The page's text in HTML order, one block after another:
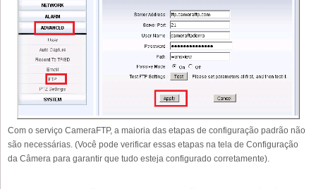
Com o serviço CameraFTP, a maioria das etapas de configuração padrão não
são necessárias. (Você pode verificar essas etapas na tela de Configuração
da Câmera para garantir que tudo esteja configurado corretamente).